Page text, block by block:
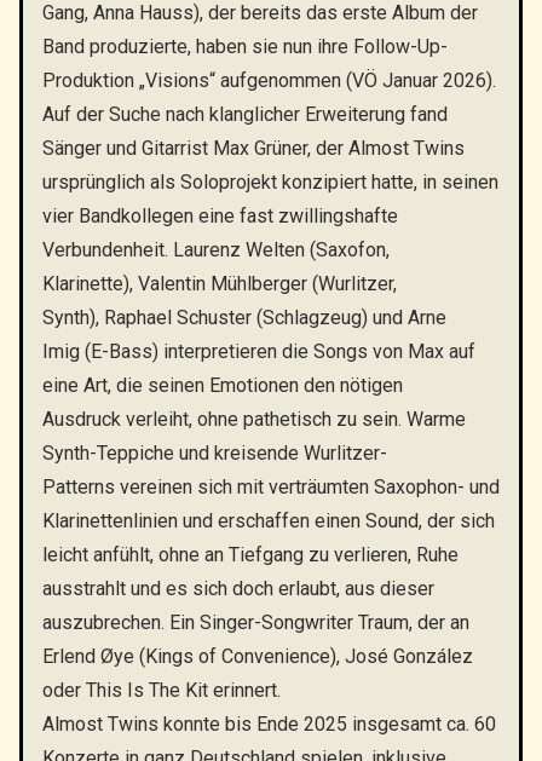
Gang, Anna Hauss), der bereits das erste Album der
Band produzierte, haben sie nun ihre Follow-Up-
Produktion „Visions“ aufgenommen (VÖ Januar 2026).
Auf der Suche nach klanglicher Erweiterung fand
Sänger und Gitarrist Max Grüner, der Almost Twins
ursprünglich als Soloprojekt konzipiert hatte, in seinen
vier Bandkollegen eine fast zwillingshafte
Verbundenheit. Laurenz Welten (Saxofon,
Klarinette), Valentin Mühlberger (Wurlitzer,
Synth), Raphael Schuster (Schlagzeug) und Arne
Imig (E-Bass) interpretieren die Songs von Max auf
eine Art, die seinen Emotionen den nötigen
Ausdruck verleiht, ohne pathetisch zu sein. Warme
Synth-Teppiche und kreisende Wurlitzer-
Patterns vereinen sich mit verträumten Saxophon- und
Klarinettenlinien und erschaffen einen Sound, der sich
leicht anfühlt, ohne an Tiefgang zu verlieren, Ruhe
ausstrahlt und es sich doch erlaubt, aus dieser
auszubrechen. Ein Singer-Songwriter Traum, der an
Erlend Øye (Kings of Convenience), José González
oder This Is The Kit erinnert.
Almost Twins konnte bis Ende 2025 insgesamt ca. 60